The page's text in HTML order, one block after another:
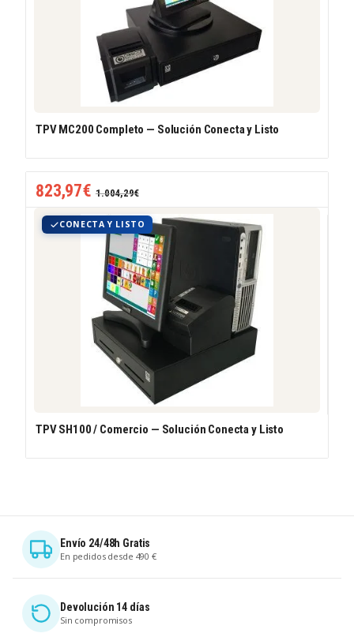
TPV MC200 Completo — Solución Conecta y Listo
823,97€ 1.004,29€
CONECTA Y LISTO
TPV SH100 / Comercio — Solución Conecta y Listo
Envío 24/48h Gratis
En pedidos desde 490 €
Devolución 14 días
Sin compromisos